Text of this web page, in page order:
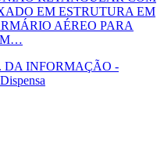
EM ESTRUTURA EM
AÉREO PARA
M…
DA INFORMAÇÃO -
Dispensa